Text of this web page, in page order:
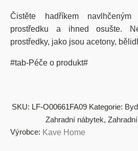
Čistěte hadříkem
prostředku a ihned osušte.
prostředky, jako jsou acetony,
#tab-Péče o produkt#
SKU: LF-O00661FA09 Kategorie:
Zahradní nábytek,
Výrobce: Kave Home